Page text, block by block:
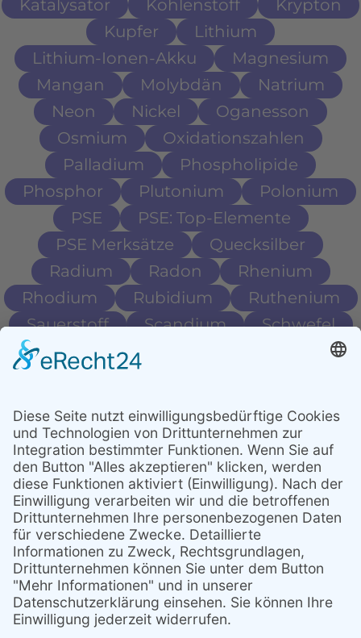
Katalysator
Kohlenstoff
Krypton
Kupfer
Lithium
Lithium-Ionen-Akku
Magnesium
Mangan
Molybdän
Natrium
Neon
Nickel
Oganesson
Osmium
Oxidationszahlen
Palladium
Phospholipide
Phosphor
Plutonium
Polonium
PSE
PSE: Top-Elemente
PSE Merksätze
Quecksilber
Radium
Radon
Rhenium
Rhodium
Rubidium
Ruthenium
Sauerstoff
Scandium
Schwefel
Selen
Silizium
Unedle Metalle
Titan
Uran
Wasserstoff
Wolfram
Xenon
Yttrium
Zink Zinn
Kontakt
Impressum
Datenschutz